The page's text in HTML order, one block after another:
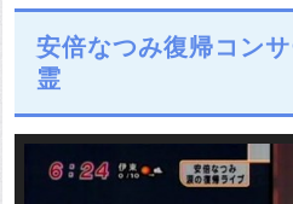
安倍なつみ復帰コン
霊